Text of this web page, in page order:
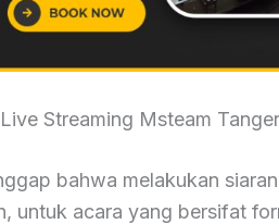
Streaming Msteam
bahwa melakukan
untuk acara yang bersifat